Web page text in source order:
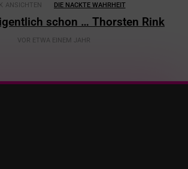
ANSICHTEN DIE NACKTE WAHRHEIT
schon … Thorsten Rink
VOR ETWA EINEM JAHR